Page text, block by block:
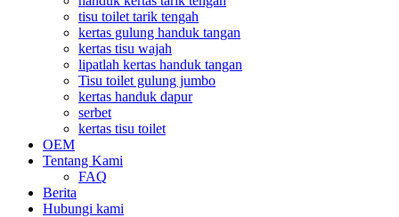
tisu toilet tarik tengah
kertas gulung handuk tangan
kertas tisu wajah
lipatlah kertas handuk tangan
Tisu toilet gulung jumbo
kertas handuk dapur
serbet
kertas tisu toilet
OEM
Tentang Kami
FAQ
Berita
Hubungi kami